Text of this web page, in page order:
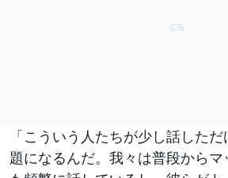
「こういう人たちが少し話した
題になるんだ。我々は普段からマ